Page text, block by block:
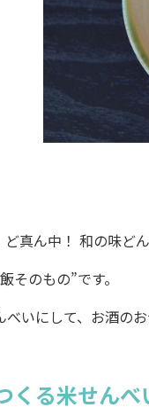
真ん中！ 和の味どん
そのもの”です。
いにして、お酒の
くる米せんべ